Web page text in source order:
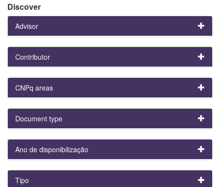
Discover
Advisor
Contributor
CNPq areas
Document type
Ano de disponibilização
Tipo